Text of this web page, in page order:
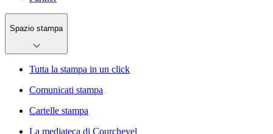
Spazio stampa
Tutta la stampa in un click
Comunicati stampa
Cartelle stampa
La mediateca di Courchevel